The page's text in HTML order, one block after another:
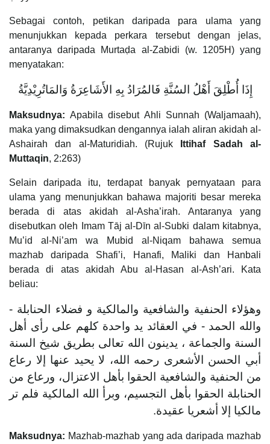
Sebagai contoh, petikan daripada para ulama yang
menunjukkan kepada perkara tersebut dengan jelas,
antaranya daripada Murtaḍa al-Zabidi (w. 1205H) yang
menyatakan:
إِذَا أُطْلِقَ أَهْلُ السُنَّةِ فَالمُرَادُ بِهِ الأَشَاعِرَةُ وَالمَاتُرِيْدِيَّةُ
Maksudnya: Apabila disebut Ahli Sunnah (Waljamaah),
maka yang dimaksudkan dengannya ialah aliran akidah al-
Ashairah dan al-Maturidiah. (Rujuk
Ittihaf Sadah al-
Muttaqin, 2:263)
Selain daripada itu, terdapat banyak pernyataan para
ulama yang menunjukkan bahawa majoriti besar mereka
berada di atas akidah al-Asha’irah. Antaranya yang
disebutkan oleh Imam Tāj al-Dīn al-Subki dalam kitabnya,
Muʽid al-Ni’am wa Mubid al-Niqam bahawa semua
mazhab daripada Shafi’i, Hanafi, Maliki dan Hanbali
berada di atas akidah Abu al-Hasan al-Ash’ari. Kata
beliau:
وهؤلاء الحنفية والشافعية والمالكية و فضلاء الحنابلة -
والله الحمد - في العقائد يد واحدة كلهم على رأى أهل
السنة والجماعة ، يدينون الله تعالى بطريق شيخ السنة
أبي الحسن الأشعرى رحمه الله، لا يحيد عنها إلا رعاع
من الحنفية والشافعية الحقوا بأهل الاعتزال، ورعاع من
الحنابلة الحقوا بأهل التجسيم، وبرأ الله المالكية فلم تر
مالكيا إلا أشعريا عقيدة.
Maksudnya: Mazhab-mazhab yang ada daripada mazhab